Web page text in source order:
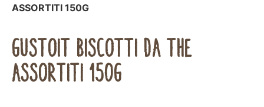
ASSORTITI 150G
GUSTOIT BISCOTTI DA THE
ASSORTITI 150G